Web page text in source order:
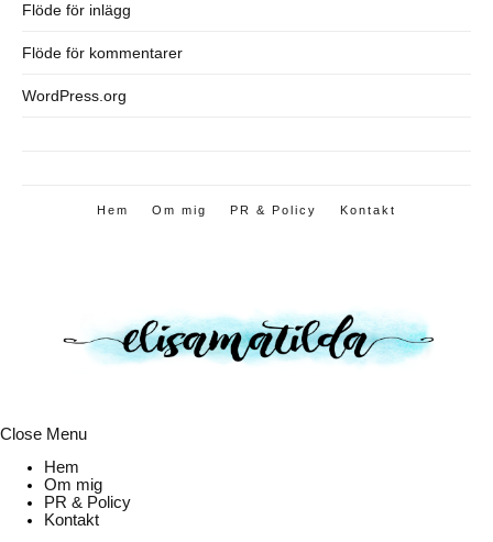
Flöde för inlägg
Flöde för kommentarer
WordPress.org
Hem Om mig PR & Policy Kontakt
Close Menu
Hem
Om mig
PR & Policy
Kontakt